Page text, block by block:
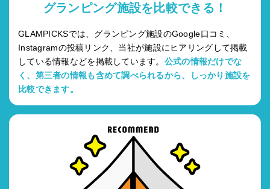
グランピング施設を比較できる！
GLAMPICKSでは、グランピング施設のGoogle口コミ、
Instagramの投稿リンク、当社が施設にヒアリングして掲載
している情報などを掲載しています。 公式の情報だけでな
く、第三者の情報も含めて調べられるから、しっかり施設を
比較できます。